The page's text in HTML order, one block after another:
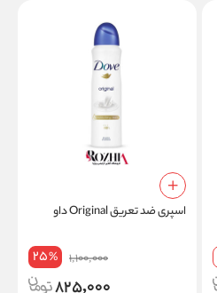
اسپری ضد تعریق Original داو
1,100,000
25%